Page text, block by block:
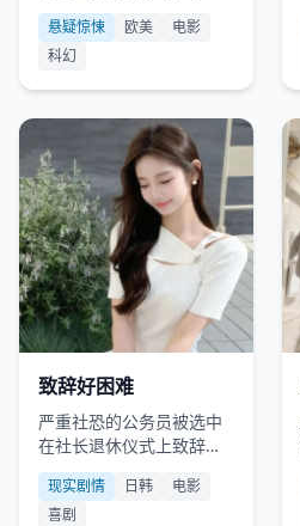
告知：只有一人能活着退
出，且死亡即真死。
悬疑惊悚 欧美
电影
科幻
致辞好困难
严重社恐的公务员被选中
在社长退休仪式上致辞，
他只剩下三天时间学会“说
话”。
现实剧情 日韩
电影
喜剧